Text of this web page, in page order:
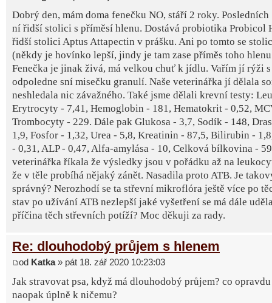
Dobrý den, mám doma fenečku NO, stáří 2 roky.
ní řidší stolici s příměsí hlenu. Dostává probiotika Probicol
řidší stolici Aptus Attapectin v prášku. Ani po tomto se
(někdy je hovínko lepší, jindy je tam zase příměs toho
Fenečka je jinak živá, má velkou chuť k jídlu. Vařím jí rýži s
odpoledne sní misečku granulí. Naše veterinářka jí dělala
neshledala nic závažného. Také jsme dělali krevní testy:
Erytrocyty - 7,41, Hemoglobin - 181, Hematokrit - 0,52,
Trombocyty - 229. Dále pak Glukosa - 3,7, Sodík - 148,
1,9, Fosfor - 1,32, Urea - 5,8, Kreatinin - 87,5, Bilirubin -
- 0,31, ALP - 0,47, Alfa-amylása - 10, Celková bílkovina -
veterinářka říkala že výsledky jsou v pořádku až na
že v těle probíhá nějaký zánět. Nasadila proto ATB. Je
správný? Nerozhodí se ta střevní mikroflóra ještě více po
stav po užívání ATB nezlepší jaké vyšetření se má dále
příčina těch střevních potíží? Moc děkuji za rady.
Re: dlouhodobý průjem s hlenem
od Katka» pát 18. zář 2020 10:23:03
Jak stravovat psa, když má dlouhodobý průjem? co
naopak úplně k ničemu?